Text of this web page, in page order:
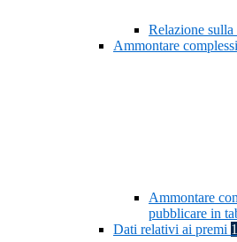
Relazione sulla
Ammontare
Ammontare
pubblicare in
Dati relativi ai premi 1